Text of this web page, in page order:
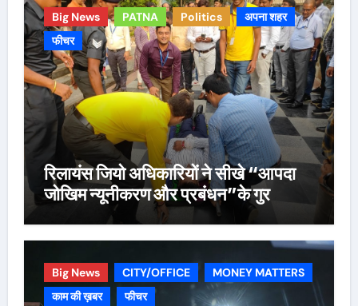
Big News PATNA Politics
अपना शहर
फीचर
रिलायंस जियो अधिकारियों ने सीखे “आपदा
जोखिम न्यूनीकरण और प्रबंधन”के गुर
Big News CITY/OFFICE
MONEY MATTERS
काम की ख़बर
फीचर